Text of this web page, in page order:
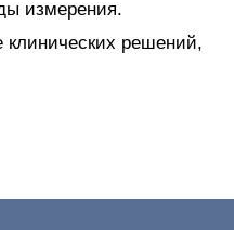
измерения.
клинических решений,